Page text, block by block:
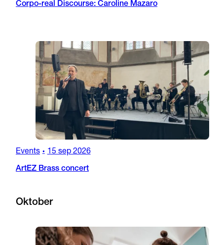
Corpo-real Discourse: Caroline Mazaro
Events • 15 sep 2026
ArtEZ Brass concert
Oktober